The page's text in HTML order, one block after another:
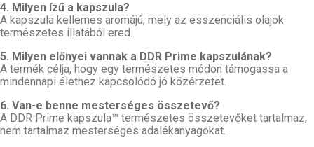
4. Milyen ízű a kapszula?
A kapszula kellemes aromájú, mely az esszenciális olajok
természetes illatából ered.
5. Milyen előnyei vannak a DDR Prime kapszulának?
A termék célja, hogy egy természetes módon támogassa a
mindennapi élethez kapcsolódó jó közérzetet.
6. Van-e benne mesterséges összetevő?
A DDR Prime kapszula™ természetes összetevőket tartalmaz,
nem tartalmaz mesterséges adalékanyagokat.